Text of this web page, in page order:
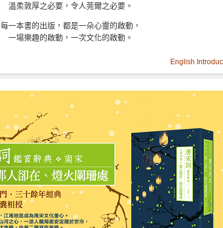
溫柔敦厚之必要，令人莞爾之必要。
每一本書的出版，都是一朵心靈的啟動，
一場樂趣的啟動，一次文化的啟動。
English